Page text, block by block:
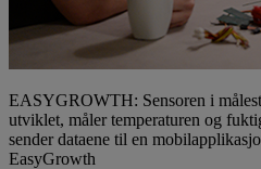
EASYGROWTH: Sensoren i
utviklet, måler temperaturen og
sender dataene til en
EasyGrowth